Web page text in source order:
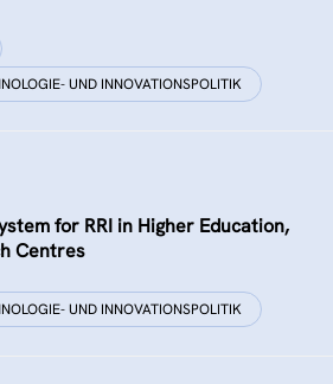
UND INNOVATIONSPOLITIK
for RRI in Higher Education,
Centres
UND INNOVATIONSPOLITIK